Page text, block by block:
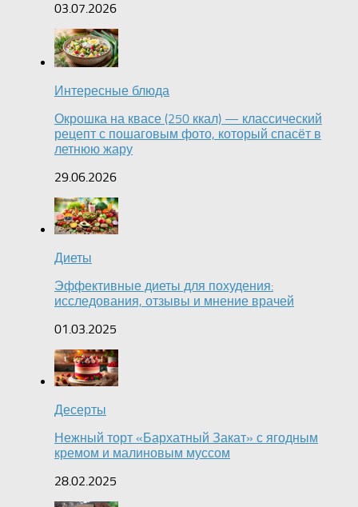
03.07.2026
Интересные блюда
Окрошка на квасе (250 ккал) — классический
рецепт с пошаговым фото, который спасёт в
летнюю жару
29.06.2026
Диеты
Эффективные диеты для похудения:
исследования, отзывы и мнение врачей
01.03.2025
Десерты
Нежный торт «Бархатный Закат» с ягодным
кремом и малиновым муссом
28.02.2025